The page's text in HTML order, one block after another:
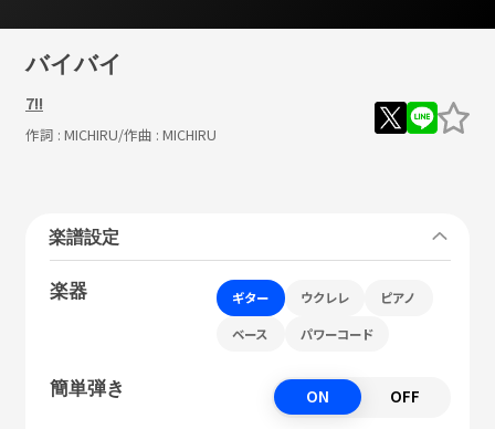
バイバイ
7!!
作詞 : MICHIRU/作曲 : MICHIRU
楽譜設定
楽器 ギター ウクレレ ピアノ
ベース パワーコード
簡単弾き ON OFF